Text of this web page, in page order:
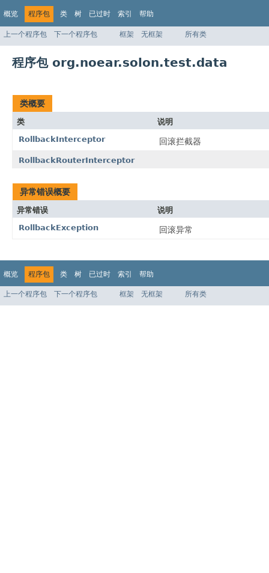
概览 程序包 类 树 已过时 索引 帮助
上一个程序包 下一个程序包 框架 无框架 所有类
程序包 org.noear.solon.test.data
类概要
类
说明
RollbackInterceptor
回滚拦截器
RollbackRouterInterceptor
异常错误概要
异常错误
说明
RollbackException
回滚异常
概览 程序包 类 树 已过时 索引 帮助
上一个程序包 下一个程序包 框架 无框架 所有类